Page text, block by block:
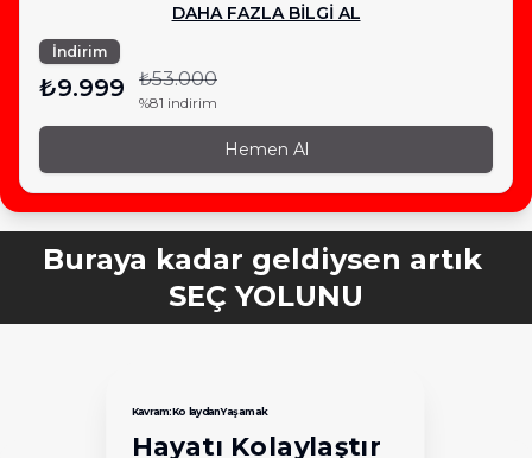
DAHA FAZLA BİLGİ AL
İndirim
₺9.999 ₺53.000
%81 indirim
Hemen Al
Buraya kadar geldiysen artık
41 DERS
Kavram: Kolaydan Yaşamak
Hayatı Kolaylaştır
Ücretsiz İçerik